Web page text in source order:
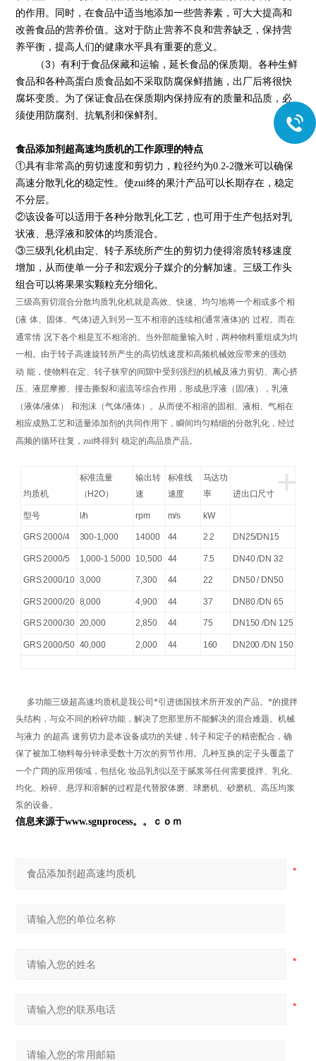
的作用。同时，在食品中适当地添加一些营养素，可大大提高和
改善食品的营养价值。这对于防止营养不良和营养缺乏，保持营
养平衡，提高人们的健康水平具有重要的意义。
（3 ）有利于食品保藏和运输，延长食品的保质期。各种生鲜
食品和各种高蛋白质食品如不采取防腐保鲜措施，出厂后将很快
腐坏变质。为了保证食品在保质期内保持应有的质量和品质，必
须使用防腐剂、抗氧剂和保鲜剂。
食品添加剂超高速均质机的工作原理的特点
①具有非常高的剪切速度和剪切力，粒径约为0.2-2微米可以确保
高速分散乳化的稳定性。使zui终的果汁产品可以长期存在，稳定
不分层。
②该设备可以适用于各种分散乳化工艺，也可用于生产包括对乳
状液、悬浮液和胶体的均质混合。
③三级乳化机由定、转子系统所产生的剪切力使得溶质转移速度
增加，从而使单一分子和宏观分子媒介的分解加速。三级工作头
组合可以将果果实颗粒充分细化。
三级高剪切混合分散均质乳化机就是高效、快速、均匀地将一个相或多个相
(液 体、固体、气体)进入到另一互不相溶的连续相(通常液体)的 过程。而在
通常情 况下各个相是互不相溶的。当外部能量输入时，两种物料重组成为均
一相。由于转子高速旋转所产生的高切线速度和高频机械效应带来的强劲
动 能，使物料在定、转子狭窄的间隙中受到强烈的机械及液力剪切、离心挤
压、液层摩擦、撞击撕裂和湍流等综合作用，形成悬浮液（固/液），乳液
（液体/液体） 和泡沫（气体/液体）。从而使不相溶的固相、液相、气相在
相应成熟工艺和适量添加剂的共同作用下，瞬间均匀精细的分散乳化，经过
高频的循环往复，zui终得到 稳定的高品质产品。
+
均质机
标准流量
（ H2O）
输出转
速
标准线
速度
马达功
率
进出口尺寸
型号 l/h rpm m/s kW
GRS 2000/4 300-1,000 14000 44 2.2 DN25/DN15
GRS 2000/5 1,000-1.5000 10,500 44 7.5 DN40 /DN 32
GRS 2000/10 3,000 7,300 44 22 DN50 / DN50
GRS 2000/20 8,000 4,900 44 37 DN80 /DN 65
GRS 2000/30 20,000 2,850 44 75 DN150 /DN 125
GRS 2000/50 40,000 2,000 44 160 DN200 /DN 150
多功能三级超高速均质机是我公司*引进德国技术所开发的产品。*的搅拌
头结构，与众不同的粉碎功能，解决了您那里所不能解决的混合难题。机械
与液力 的超高 速剪切力是本设备成功的关键，转子和定子的精密配合，确
保了被加工物料每分钟承受数十万次的剪节作用。几种互换的定子头覆盖了
一个广阔的应用领域，包括化 妆品乳剂以至于腻浆等任何需要搅拌、乳化、
均化、粉碎、悬浮和溶解的过程是代替胶体磨、球磨机、砂磨机、高压均浆
泵的设备。
信息来源于www.sgnprocess。。ｃｏｍ